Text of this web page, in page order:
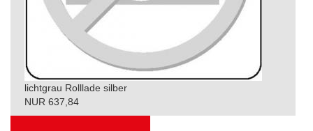
lichtgrau Rolllade silber
NUR 637,84